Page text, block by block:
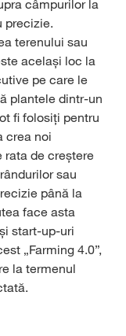
câmpurilor la
precizie.
terenului sau
același loc la
pe care le
plantele dintr-un
fi folosiți pentru
crea noi
rata de creștere
sau
până la
face asta
start-up-uri
„Farming 4.0”,
la termenul